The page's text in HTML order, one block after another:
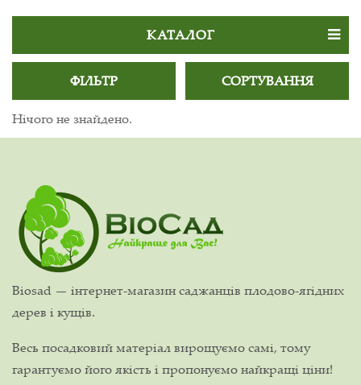
КАТАЛОГ
ФІЛЬТР СОРТУВАННЯ
Нічого не знайдено.
Biosad — інтернет-магазин саджанців плодово-ягідних
дерев і кущів.
Весь посадковий матеріал вирощуємо самі, тому
гарантуємо його якість і пропонуємо найкращі ціни!